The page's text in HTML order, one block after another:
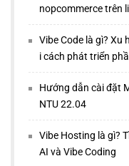
nopcommerce trên
Vibe Code là gì?
i cách phát triển
Hướng dẫn cài đặt
NTU 22.04
Vibe Hosting là gì?
AI và Vibe Coding